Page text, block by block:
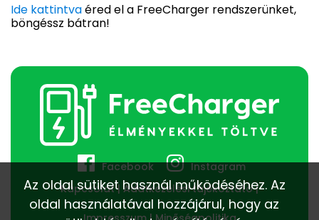
Ide kattintvaéred el a FreeCharger rendszerünket,
böngéssz bátran!
Facebook
Instagram
Kapcsolat
Adatkezelési tájékoztató
Az oldal sütiket használ működéséhez. Az
oldal használatával hozzájárul, hogy az